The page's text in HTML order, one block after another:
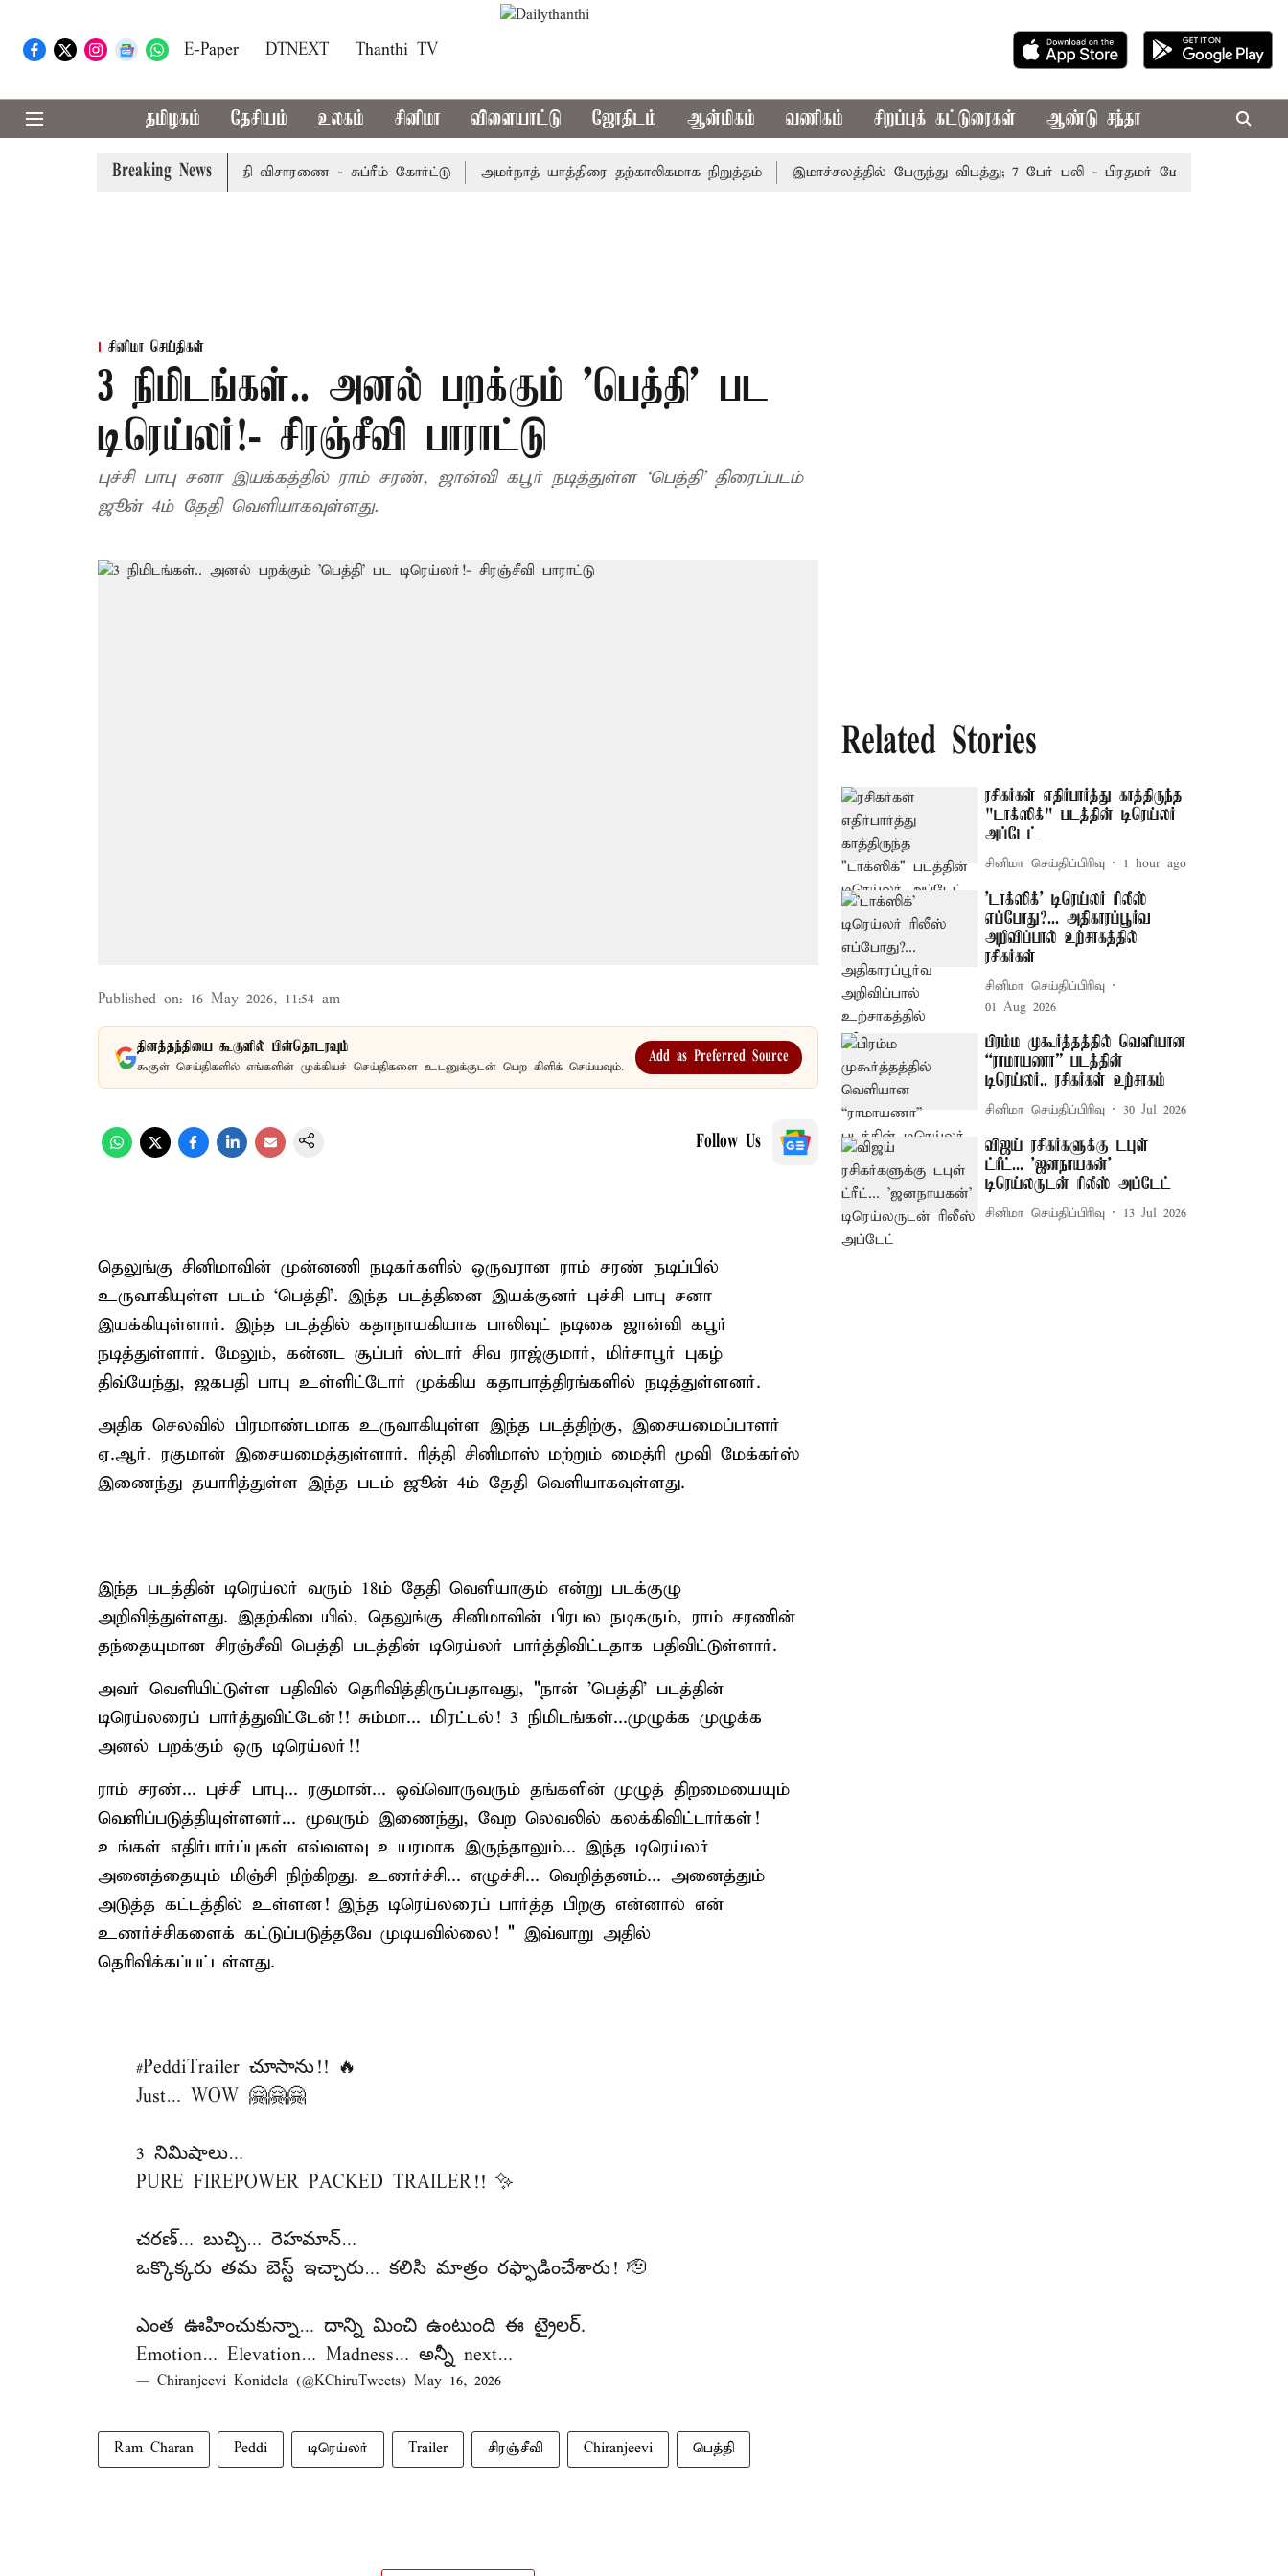
E-Paper DTNEXT Thanthi TV
தமிழகம் தேசியம் உலகம் சினிமா விளையாட்டு ஜோதிடம் ஆன்மிகம் வணிகம் சிறப்புக் கட்டுரைகள் ஆண்டு சந்தா
Breaking News
மனு வரும் 14-ம் தேதி விசாரணை - சுப்ரீம் கோர்ட்டு அமர்நாத் யாத்திரை தற்காலிகமாக நிறுத்தம் இமாச்சலத்தில் பேருந்து விபத்து; 7 பேர் பலி - பிரதமர் மோடி இரங்கல்
சினிமா செய்திகள்
3 நிமிடங்கள்.. அனல் பறக்கும் 'பெத்தி' பட
டிரெய்லர்!- சிரஞ்சீவி பாராட்டு
புச்சி பாபு சனா இயக்கத்தில் ராம் சரண், ஜான்வி கபூர் நடித்துள்ள ‘பெத்தி’ திரைப்படம்
ஜூன் 4ம் தேதி வெளியாகவுள்ளது.
Published on: 16 May 2026, 11:54 am
தினத்தந்தியை கூகுளில் பின்தொடரவும்
கூகுள் செய்திகளில் எங்களின் முக்கியச் செய்திகளை உடனுக்குடன் பெற கிளிக் செய்யவும்.
Add as Preferred Source
Follow Us
தெலுங்கு சினிமாவின் முன்னணி நடிகர்களில் ஒருவரான ராம் சரண் நடிப்பில்
உருவாகியுள்ள படம் ‘பெத்தி’. இந்த படத்தினை இயக்குனர் புச்சி பாபு சனா
இயக்கியுள்ளார். இந்த படத்தில் கதாநாயகியாக பாலிவுட் நடிகை ஜான்வி கபூர்
நடித்துள்ளார். மேலும், கன்னட சூப்பர் ஸ்டார் சிவ ராஜ்குமார், மிர்சாபூர் புகழ்
திவ்யேந்து, ஜகபதி பாபு உள்ளிட்டோர் முக்கிய கதாபாத்திரங்களில் நடித்துள்ளனர்.
அதிக செலவில் பிரமாண்டமாக உருவாகியுள்ள இந்த படத்திற்கு, இசையமைப்பாளர்
ஏ.ஆர். ரகுமான் இசையமைத்துள்ளார். ரித்தி சினிமாஸ் மற்றும் மைத்ரி மூவி மேக்கர்ஸ்
இணைந்து தயாரித்துள்ள இந்த படம் ஜூன் 4ம் தேதி வெளியாகவுள்ளது.
இந்த படத்தின் டிரெய்லர் வரும் 18ம் தேதி வெளியாகும் என்று படக்குழு
அறிவித்துள்ளது. இதற்கிடையில், தெலுங்கு சினிமாவின் பிரபல நடிகரும், ராம் சரணின்
தந்தையுமான சிரஞ்சீவி பெத்தி படத்தின் டிரெய்லர் பார்த்திவிட்டதாக பதிவிட்டுள்ளார்.
அவர் வெளியிட்டுள்ள பதிவில் தெரிவித்திருப்பதாவது, "நான் 'பெத்தி' படத்தின்
டிரெய்லரைப் பார்த்துவிட்டேன்!! சும்மா... மிரட்டல்! 3 நிமிடங்கள்...முழுக்க முழுக்க
அனல் பறக்கும் ஒரு டிரெய்லர்!!
ராம் சரண்... புச்சி பாபு... ரகுமான்... ஒவ்வொருவரும் தங்களின் முழுத் திறமையையும்
வெளிப்படுத்தியுள்ளனர்... மூவரும் இணைந்து, வேற லெவலில் கலக்கிவிட்டார்கள்!
உங்கள் எதிர்பார்ப்புகள் எவ்வளவு உயரமாக இருந்தாலும்... இந்த டிரெய்லர்
அனைத்தையும் மிஞ்சி நிற்கிறது. உணர்ச்சி... எழுச்சி... வெறித்தனம்... அனைத்தும்
அடுத்த கட்டத்தில் உள்ளன! இந்த டிரெய்லரைப் பார்த்த பிறகு என்னால் என்
உணர்ச்சிகளைக் கட்டுப்படுத்தவே முடியவில்லை! " இவ்வாறு அதில்
தெரிவிக்கப்பட்டள்ளது.
#PeddiTrailer చూసాను!! 🔥
Just… WOW 🤗🤗🤗
3 నిమిషాలు…
PURE FIREPOWER PACKED TRAILER!! ✨
చరణ్… బుచ్చి… రెహమాన్…
ఒక్కొక్కరు తమ బెస్ట్ ఇచ్చారు… కలిసి మాత్రం రఫ్ఫాడించేశారు! 🫡
ఎంత ఊహించుకున్నా… దాన్ని మించి ఉంటుంది ఈ ట్రైలర్.
Emotion… Elevation… Madness… అన్నీ next…
— Chiranjeevi Konidela (@KChiruTweets) May 16, 2026
Ram Charan Peddi டிரெய்லர் Trailer சிரஞ்சீவி Chiranjeevi பெத்தி
Related Stories
ரசிகர்கள் எதிர்பார்த்து காத்திருந்த
"டாக்ஸிக்" படத்தின் டிரெய்லர்
அப்டேட்
சினிமா செய்திப்பிரிவு 1 hour ago
'டாக்ஸிக்' டிரெய்லர் ரிலீஸ்
எப்போது?... அதிகாரப்பூர்வ
அறிவிப்பால் உற்சாகத்தில்
ரசிகர்கள்
சினிமா செய்திப்பிரிவு
01 Aug 2026
பிரம்ம முகூர்த்தத்தில் வெளியான
“ராமாயணா” படத்தின்
டிரெய்லர்.. ரசிகர்கள் உற்சாகம்
சினிமா செய்திப்பிரிவு 30 Jul 2026
விஜய் ரசிகர்களுக்கு டபுள்
ட்ரீட்... 'ஜனநாயகன்'
டிரெய்லருடன் ரிலீஸ் அப்டேட்
சினிமா செய்திப்பிரிவு 13 Jul 2026